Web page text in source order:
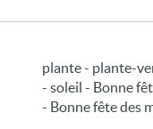
plante - plante-
- soleil - Bonne
- Bonne fête des